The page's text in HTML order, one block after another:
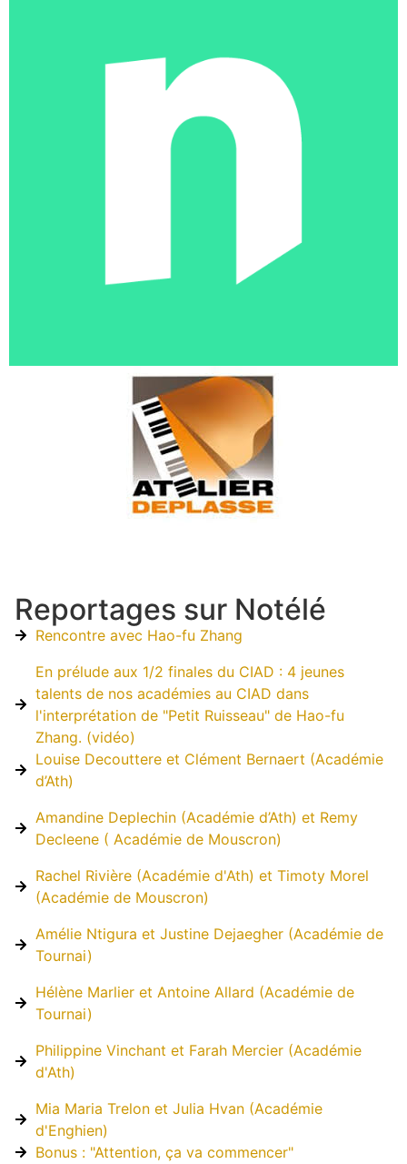
Reportages sur Notélé
Rencontre avec Hao-fu Zhang
En prélude aux 1/2 finales du CIAD : 4 jeunes
talents de nos académies au CIAD dans
l'interprétation de "Petit Ruisseau" de Hao-fu
Zhang. (vidéo)
Louise Decouttere et Clément Bernaert (Académie
d’Ath)
Amandine Deplechin (Académie d’Ath) et Remy
Decleene ( Académie de Mouscron)
Rachel Rivière (Académie d'Ath) et Timoty Morel
(Académie de Mouscron)
Amélie Ntigura et Justine Dejaegher (Académie de
Tournai)
Hélène Marlier et Antoine Allard (Académie de
Tournai)
Philippine Vinchant et Farah Mercier (Académie
d'Ath)
Mia Maria Trelon et Julia Hvan (Académie
d'Enghien)
Bonus : "Attention, ça va commencer"